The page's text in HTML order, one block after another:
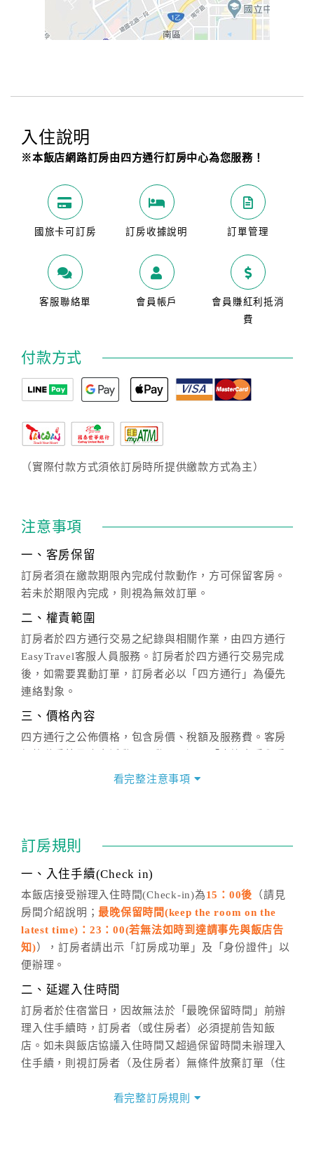
入住說明
※本飯店網路訂房由四方通行訂房中心為您服務！
國旅卡可訂房 訂房收據說明 訂單管理
客服聯絡單 會員帳戶
會員賺紅利抵消
費
付款方式
（實際付款方式須依訂房時所提供繳款方式為主）
注意事項
一、客房保留
訂房者須在繳款期限內完成付款動作，方可保留客房。
若未於期限內完成，則視為無效訂單。
二、權責範圍
訂房者於四方通行交易之紀錄與相關作業，由四方通行
EasyTravel客服人員服務。訂房者於四方通行交易完成
後，如需要異動訂單，訂房者必以「四方通行」為優先
連絡對象。
三、價格內容
四方通行之公佈價格，包含房價、稅額及服務費。客房
價」之當日價格為標準。
話方式異動訂單。
※非客服時間之申辦異動，皆為次日計算及辦理。
五、客服時間
週一至週日，上午9:00～晚上6:00
六、聯絡方式
週一至週日：
看完整注意事項
訂房規則
一、入住手續(Check in)
本飯店接受辦理入住時間(Check-in)為15：00後 （請見
房間介紹說明；最晚保留時間(keep the room on the
latest time)：23：00(若無法如時到達請事先與飯店告
知)），訂房者請出示「訂房成功單」及「身份證件」以
便辦理。
二、延遲入住時間
訂房者於住宿當日，因故無法於「最晚保留時間」前辦
理入住手續時，訂房者（或住房者）必須提前告知飯
店。如未與飯店協議入住時間又超過保留時間未辦理入
住手續，則視訂房者（及住房者）無條件放棄訂單（住
三、退房手續(Check out)
看完整訂房規則